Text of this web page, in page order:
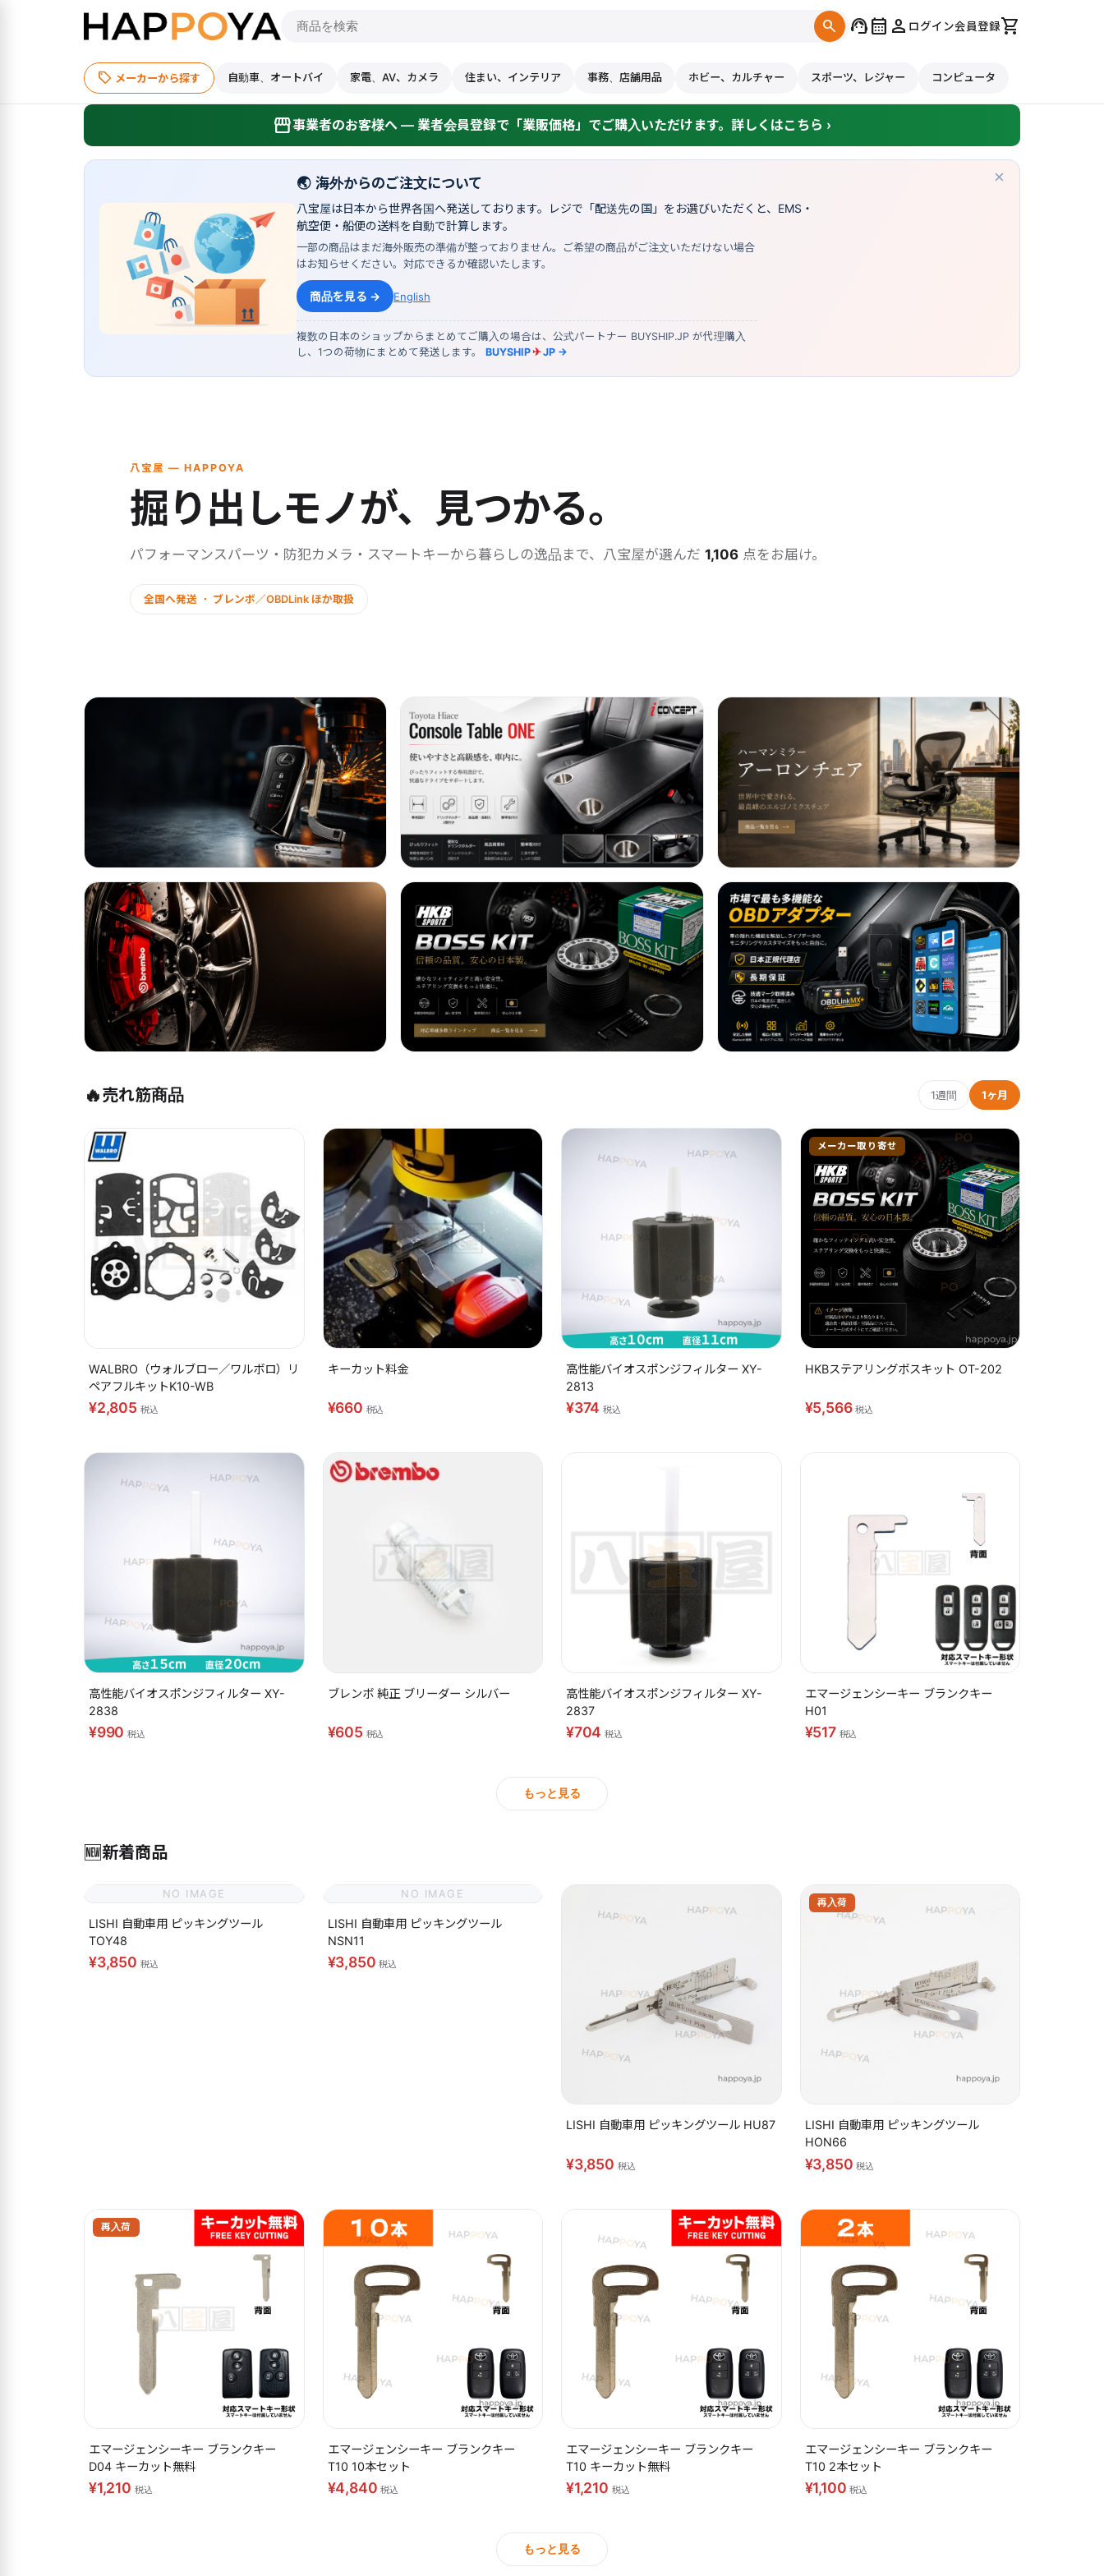
search support_agentcalendar_month person ログイン会員登録shopping_cart
sell メーカーから探す 自動車、オートバイ 家電、AV、カメラ 住まい、インテリア 事務、店舗用品 ホビー、カルチャー スポーツ、レジャー コンピュータ
storefront事業者のお客様へ — 業者会員登録で「業販価格」でご購入いただけます。詳しくはこちら ›
×
🌏 海外からのご注文について
八宝屋は日本から世界各国へ発送しております。レジで「配送先の国」をお選びいただくと、EMS・
航空便・船便の送料を自動で計算します。
一部の商品はまだ海外販売の準備が整っておりません。ご希望の商品がご注文いただけない場合
はお知らせください。対応できるか確認いたします。
商品を見る → English
複数の日本のショップからまとめてご購入の場合は、公式パートナー BUYSHIP.JP が代理購入
し、1つの荷物にまとめて発送します。 BUYSHIP✈JP →
八宝屋 — HAPPOYA
掘り出しモノが、見つかる。
パフォーマンスパーツ・防犯カメラ・スマートキーから暮らしの逸品まで、八宝屋が選んだ 1,106 点をお届け。
全国へ発送 ・ ブレンボ／OBDLink ほか取扱
🔥売れ筋商品 1週間 1ヶ月
WALBRO（ウォルブロー／ワルボロ）リ
ペアフルキットK10-WB
¥2,805 税込
キーカット料金
¥660 税込
高性能バイオスポンジフィルター XY-
2813
¥374税込
メーカー取り寄せ
HKBステアリングボスキット OT-202
¥5,566税込
高性能バイオスポンジフィルター XY-
2838
¥990税込
ブレンボ 純正 ブリーダー シルバー
¥605 税込
高性能バイオスポンジフィルター XY-
2837
¥704税込
エマージェンシーキー ブランクキー
H01
¥517 税込
もっと見る
🆕新着商品
NO IMAGE
LISHI 自動車用 ピッキングツール
TOY48
¥3,850 税込
NO IMAGE
LISHI 自動車用 ピッキングツール
NSN11
¥3,850税込
LISHI 自動車用 ピッキングツール HU87
¥3,850 税込
再入荷
LISHI 自動車用 ピッキングツール
HON66
¥3,850税込
再入荷
エマージェンシーキー ブランクキー
D04 キーカット無料
¥1,210 税込
エマージェンシーキー ブランクキー
T10 10本セット
¥4,840税込
エマージェンシーキー ブランクキー
T10 キーカット無料
¥1,210 税込
エマージェンシーキー ブランクキー
T10 2本セット
¥1,100税込
もっと見る